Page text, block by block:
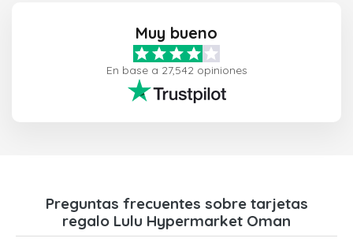
Muy bueno
En base a 27,542 opiniones
Preguntas frecuentes sobre tarjetas
regalo Lulu Hypermarket Oman